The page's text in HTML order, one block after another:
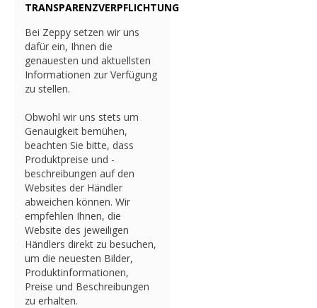
TRANSPARENZVERPFLICHTUNG
Bei Zeppy setzen wir uns
dafür ein, Ihnen die
genauesten und aktuellsten
Informationen zur Verfügung
zu stellen.
Obwohl wir uns stets um
Genauigkeit bemühen,
beachten Sie bitte, dass
Produktpreise und -
beschreibungen auf den
Websites der Händler
abweichen können. Wir
empfehlen Ihnen, die
Website des jeweiligen
Händlers direkt zu besuchen,
um die neuesten Bilder,
Produktinformationen,
Preise und Beschreibungen
zu erhalten.